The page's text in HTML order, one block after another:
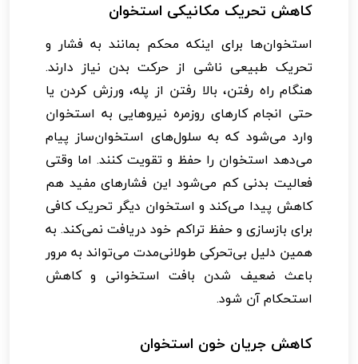
کاهش تحریک مکانیکی استخوان
استخوان‌ها برای اینکه محکم بمانند به فشار و
تحریک طبیعی ناشی از حرکت بدن نیاز دارند.
هنگام راه رفتن، بالا رفتن از پله، ورزش کردن یا
حتی انجام کارهای روزمره نیروهایی به استخوان
وارد می‌شود که به سلول‌های استخوان‌ساز پیام
می‌دهد استخوان را حفظ و تقویت کنند. اما وقتی
فعالیت بدنی کم می‌شود این فشارهای مفید هم
کاهش پیدا می‌کند و استخوان دیگر تحریک کافی
برای بازسازی و حفظ تراکم خود دریافت نمی‌کند. به
همین دلیل بی‌تحرکی طولانی‌مدت می‌تواند به مرور
باعث ضعیف شدن بافت استخوانی و کاهش
استحکام آن شود.
کاهش جریان خون استخوان